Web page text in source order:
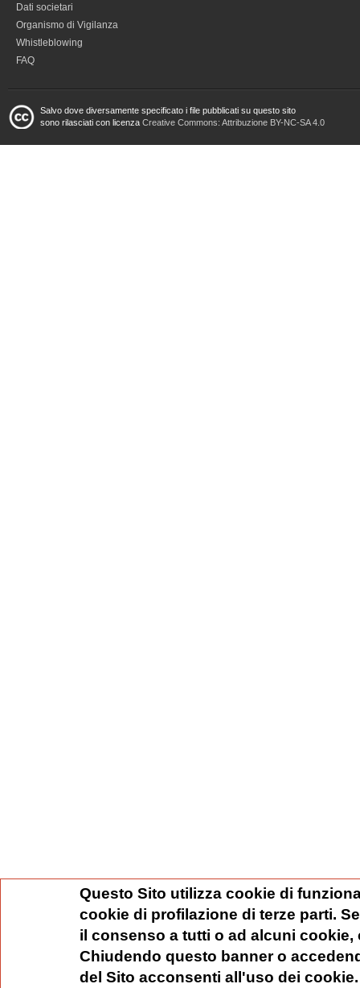
Dati societari
Organismo di Vigilanza
Whistleblowing
FAQ
Salvo dove diversamente specificato i file pubblicati su questo sito
sono rilasciati con licenza Creative Commons: Attribuzione BY-NC-SA 4.0
Questo Sito utilizza cookie di
cookie di profilazione di terze parti.
il consenso a tutti o ad alcuni
Chiudendo questo banner o
del Sito acconsenti all'uso dei cookie.